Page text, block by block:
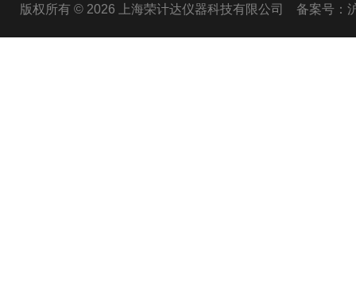
版权所有 © 2026 上海荣计达仪器科技有限公司 备案号：